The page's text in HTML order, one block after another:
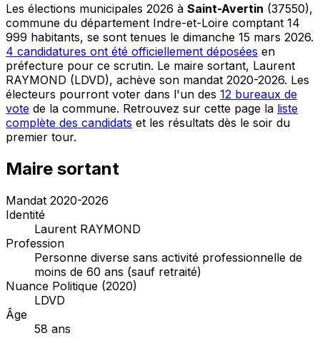
Les élections municipales 2026 à Saint-Avertin (37550),
commune du département Indre-et-Loire comptant 14
999 habitants, se sont tenues le dimanche 15 mars 2026.
4 candidatures ont été officiellement déposées en
préfecture pour ce scrutin. Le maire sortant, Laurent
RAYMOND (LDVD), achève son mandat 2020-2026. Les
électeurs pourront voter dans l'un des 12 bureaux de
vote de la commune. Retrouvez sur cette page la liste
complète des candidats et les résultats dès le soir du
premier tour.
Maire sortant
Mandat 2020-2026
Identité
Laurent RAYMOND
Profession
Personne diverse sans activité professionnelle de
moins de 60 ans (sauf retraité)
Nuance Politique (2020)
LDVD
Âge
58 ans